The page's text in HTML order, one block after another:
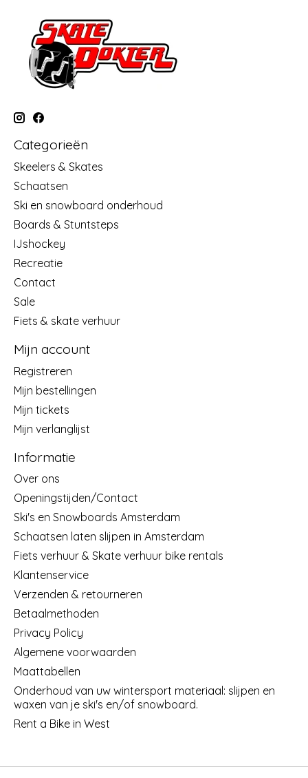
Categorieën
Skeelers & Skates
Schaatsen
Ski en snowboard onderhoud
Boards & Stuntsteps
IJshockey
Recreatie
Contact
Sale
Fiets & skate verhuur
Mijn account
Registreren
Mijn bestellingen
Mijn tickets
Mijn verlanglijst
Informatie
Over ons
Openingstijden/Contact
Ski's en Snowboards Amsterdam
Schaatsen laten slijpen in Amsterdam
Fiets verhuur & Skate verhuur bike rentals
Klantenservice
Verzenden & retourneren
Betaalmethoden
Privacy Policy
Algemene voorwaarden
Maattabellen
Onderhoud van uw wintersport materiaal: slijpen en
waxen van je ski's en/of snowboard.
Rent a Bike in West